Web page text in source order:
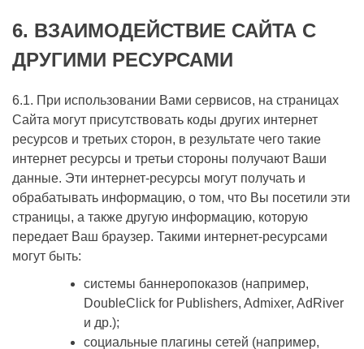
6. ВЗАИМОДЕЙСТВИЕ САЙТА С
ДРУГИМИ РЕСУРСАМИ
6.1. При использовании Вами сервисов, на страницах
Сайта могут присутствовать коды других интернет
ресурсов и третьих сторон, в результате чего такие
интернет ресурсы и третьи стороны получают Ваши
данные. Эти интернет-ресурсы могут получать и
обрабатывать информацию, о том, что Вы посетили эти
страницы, а также другую информацию, которую
передает Ваш браузер. Такими интернет-ресурсами
могут быть:
системы баннеропоказов (например,
DoubleClick for Publishers, Admixer, AdRiver
и др.);
социальные плагины сетей (например,